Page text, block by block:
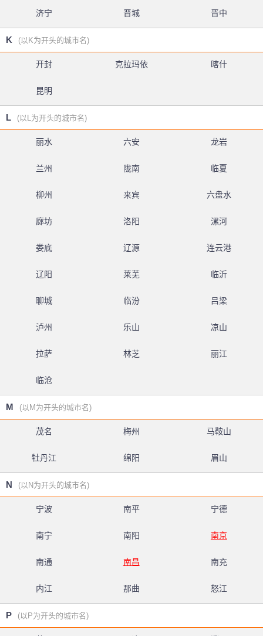
济宁 晋城 晋中
K (以K为开头的城市名)
开封 克拉玛依 喀什
昆明
L (以L为开头的城市名)
丽水 六安 龙岩
兰州 陇南 临夏
柳州 来宾 六盘水
廊坊 洛阳 漯河
娄底 辽源 连云港
辽阳 莱芜 临沂
聊城 临汾 吕梁
泸州 乐山 凉山
拉萨 林芝 丽江
临沧
M (以M为开头的城市名)
茂名 梅州 马鞍山
牡丹江 绵阳 眉山
N (以N为开头的城市名)
宁波 南平 宁德
南宁 南阳 南京
南通 南昌 南充
内江 那曲 怒江
P (以P为开头的城市名)